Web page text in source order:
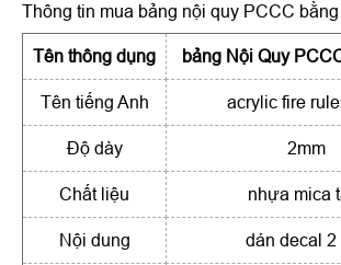
Thông tin mua bảng nội quy PCCC bằng
Tên thông dụng bảng Nội Quy
Tên tiếng Anh acrylic fire
Độ dày 2mm
Chất liệu nhựa mica
Nội dung dán decal